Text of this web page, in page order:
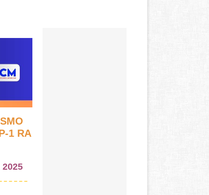
1 RA
2025